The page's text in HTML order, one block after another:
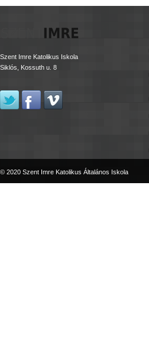
Szent Imre Katolikus Iskola
Siklós, Kossuth u. 8
© 2020 Szent Imre Katolikus Általános Iskola